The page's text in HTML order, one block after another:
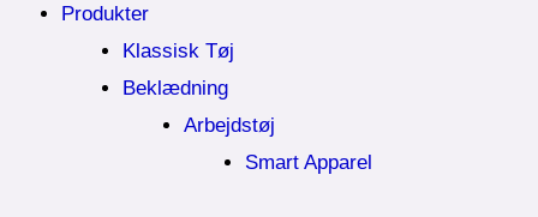
Produkter
Klassisk Tøj
Beklædning
Arbejdstøj
Smart Apparel